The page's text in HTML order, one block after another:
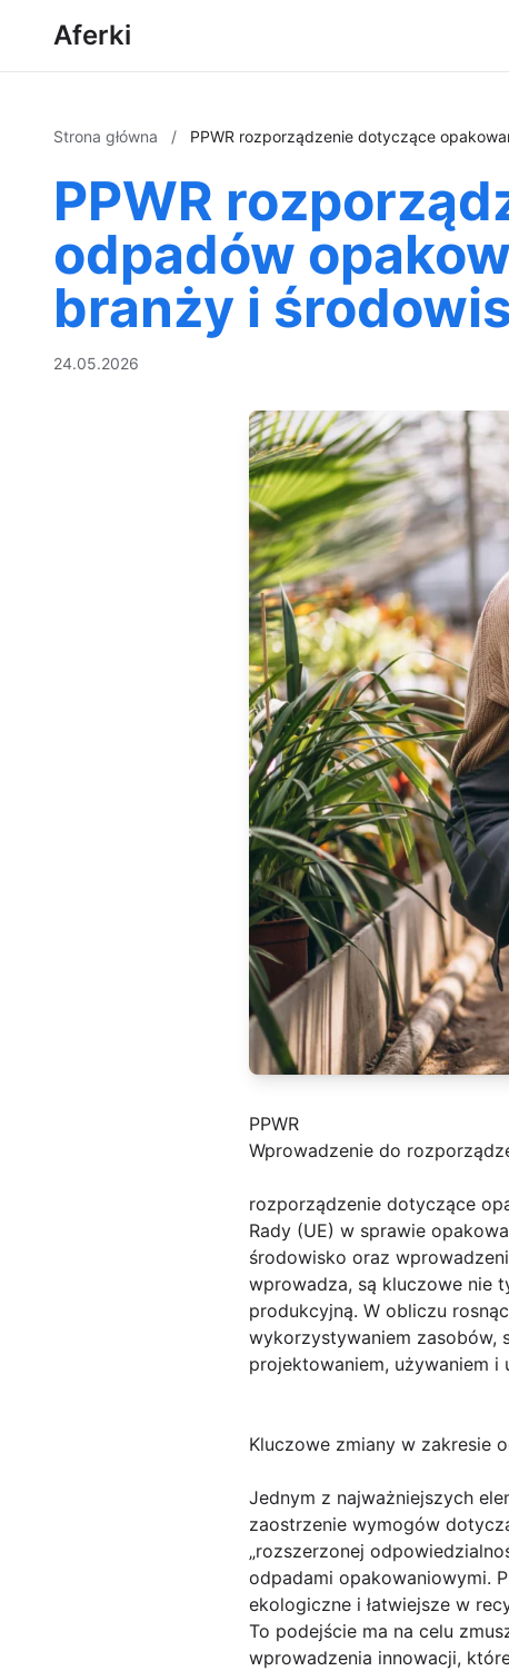
Aferki
Strona główna / PPWR rozporządzenie dotyczące
PPWR
odpadów
branży i
24.05.2026
PPWR
Wprowadzenie do
rozporządzenie dotyczące
Rady (UE) w sprawie
środowisko oraz
wprowadza, są kluczowe nie
produkcyjną. W obliczu
wykorzystywaniem zasobów,
projektowaniem, używaniem i
Kluczowe zmiany w zakresie
Jednym z najważniejszych
zaostrzenie wymogów
„rozszerzonej
odpadami opakowaniowymi.
ekologiczne i łatwiejsze w
To podejście ma na celu
wprowadzenia innowacji,